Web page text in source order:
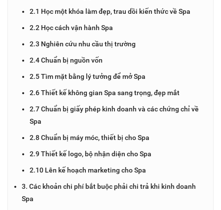
2.1 Học một khóa làm đẹp, trau dồi kiến thức về Spa
2.2 Học cách vận hành Spa
2.3 Nghiên cứu nhu cầu thị trường
2.4 Chuẩn bị nguồn vốn
2.5 Tìm mặt bằng lý tưởng để mở Spa
2.6 Thiết kế không gian Spa sang trọng, đẹp mắt
2.7 Chuẩn bị giấy phép kinh doanh và các chứng chỉ về
Spa
2.8 Chuẩn bị máy móc, thiết bị cho Spa
2.9 Thiết kế logo, bộ nhận diện cho Spa
2.10 Lên kế hoạch marketing cho Spa
3. Các khoản chi phí bắt buộc phải chi trả khi kinh doanh
Spa